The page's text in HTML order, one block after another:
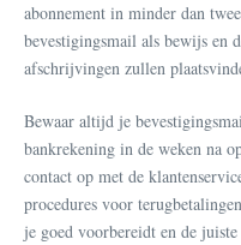
abonnement in minder dan
bevestigingsmail als bewijs en
afschrijvingen zullen
Bewaar altijd je
bankrekening in de weken na
contact op met de
procedures voor
je goed voorbereidt en de